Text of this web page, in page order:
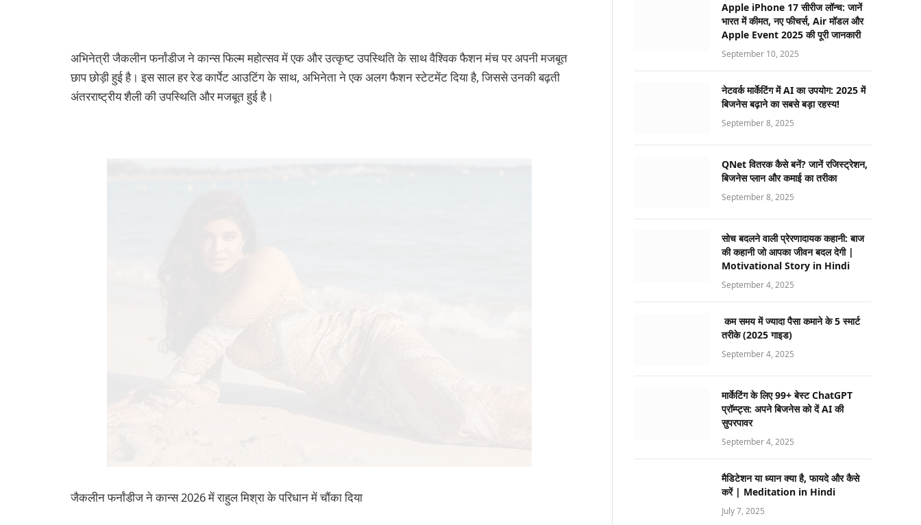
अभिनेत्री जैकलीन फर्नांडीज ने कान्स फिल्म महोत्सव में एक और उत्कृष्ट उपस्थिति के साथ वैश्विक फैशन मंच पर अपनी मजबूत
छाप छोड़ी हुई है। इस साल हर रेड कार्पेट आउटिंग के साथ, अभिनेता ने एक अलग फैशन स्टेटमेंट दिया है, जिससे उनकी बढ़ती
अंतरराष्ट्रीय शैली की उपस्थिति और मजबूत हुई है।
जैकलीन फर्नांडीज ने कान्स 2026 में राहुल मिश्रा के परिधान में चौंका दिया
Apple iPhone 17 सीरीज लॉन्च: जानें
भारत में कीमत, नए फीचर्स, Air मॉडल और
Apple Event 2025 की पूरी जानकारी
September 10, 2025
नेटवर्क मार्केटिंग में AI का उपयोग: 2025 में
बिजनेस बढ़ाने का सबसे बड़ा रहस्य!
September 8, 2025
QNet वितरक कैसे बनें? जानें रजिस्ट्रेशन,
बिजनेस प्लान और कमाई का तरीका
September 8, 2025
सोच बदलने वाली प्रेरणादायक कहानी: बाज
की कहानी जो आपका जीवन बदल देगी |
Motivational Story in Hindi
September 4, 2025
कम समय में ज्यादा पैसा कमाने के 5 स्मार्ट
तरीके (2025 गाइड)
September 4, 2025
मार्केटिंग के लिए 99+ बेस्ट ChatGPT
प्रॉम्प्ट्स: अपने बिजनेस को दें AI की
सुपरपावर
September 4, 2025
मैडिटेशन या ध्यान क्या है, फायदे और कैसे
करें | Meditation in Hindi
July 7, 2025